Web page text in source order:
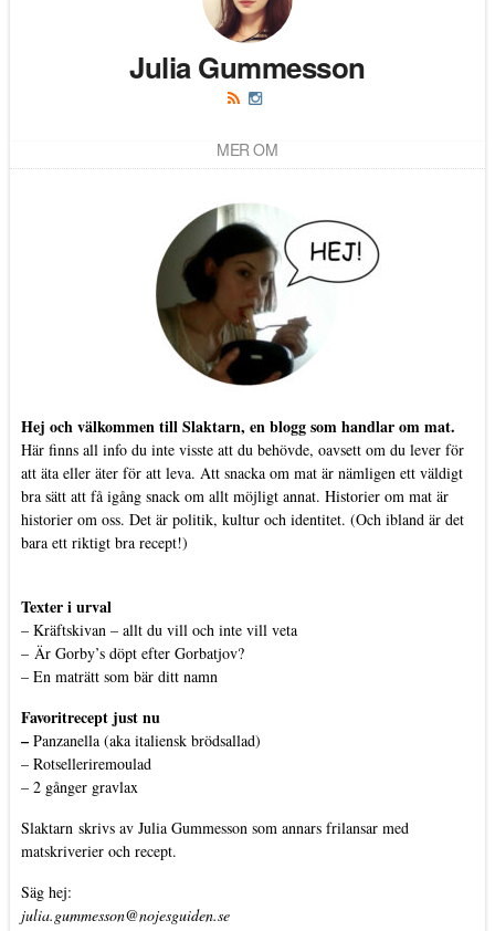
Julia Gummesson
MER OM
Hej och välkommen till Slaktarn, en blogg som handlar om mat.
Här finns all info du inte visste att du behövde, oavsett om du lever för
att äta eller äter för att leva. Att snacka om mat är nämligen ett väldigt
bra sätt att få igång snack om allt möjligt annat. Historier om mat är
historier om oss. Det är politik, kultur och identitet. (Och ibland är det
bara ett riktigt bra recept!)
Texter i urval
– Kräftskivan – allt du vill och inte vill veta
– Är Gorby’s döpt efter Gorbatjov?
– En maträtt som bär ditt namn
Favoritrecept just nu
– Panzanella (aka italiensk brödsallad)
– Rotselleriremoulad
– 2 gånger gravlax
Slaktarn skrivs av Julia Gummesson som annars frilansar med
matskriverier och recept.
Säg hej:
julia.gummesson@nojesguiden.se